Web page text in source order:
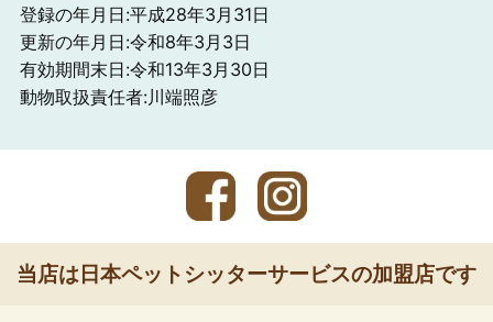
登録の年月日:平成28年3月31日
更新の年月日:令和8年3月3日
有効期間末日:令和13年3月30日
動物取扱責任者:川端照彦
当店は日本ペットシッターサービスの加盟店です